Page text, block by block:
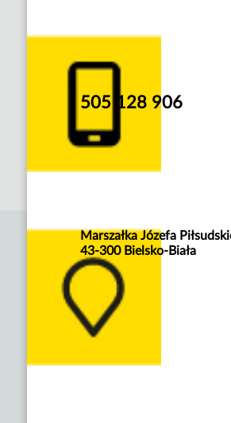
505 128 906
Marszałka Józefa
43-300 Bielsko-Biała